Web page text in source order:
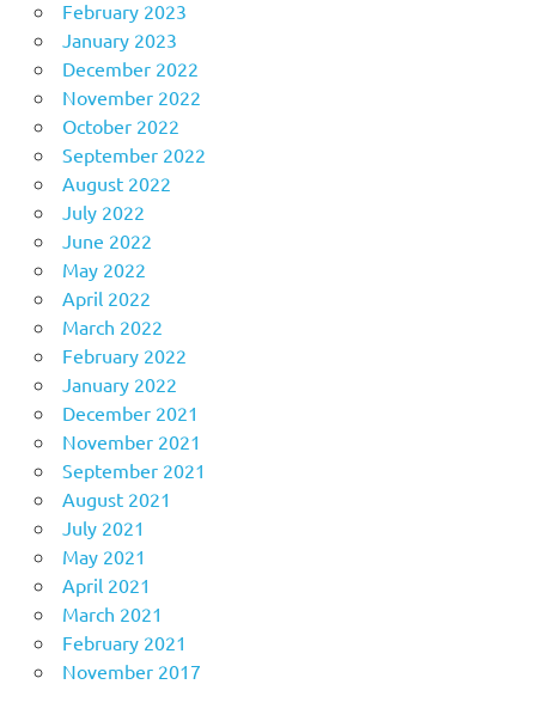
February 2023
January 2023
December 2022
November 2022
October 2022
September 2022
August 2022
July 2022
June 2022
May 2022
April 2022
March 2022
February 2022
January 2022
December 2021
November 2021
September 2021
August 2021
July 2021
May 2021
April 2021
March 2021
February 2021
November 2017